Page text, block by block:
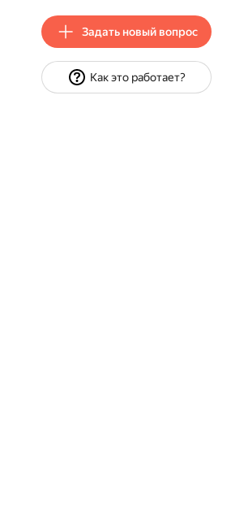
Задать новый вопрос
Как это работает?